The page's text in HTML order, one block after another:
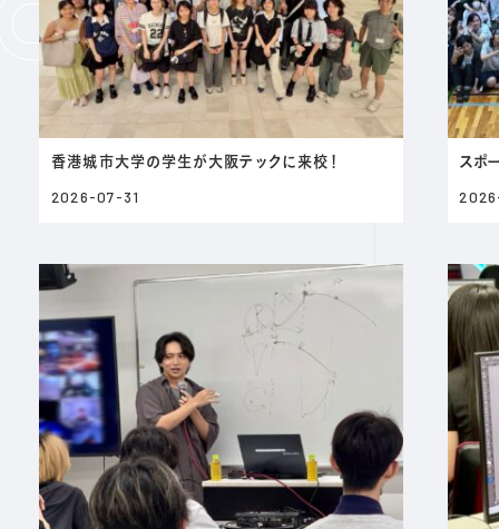
香港城市大学の学生が大阪テックに来校！
2026-07-31
スポ